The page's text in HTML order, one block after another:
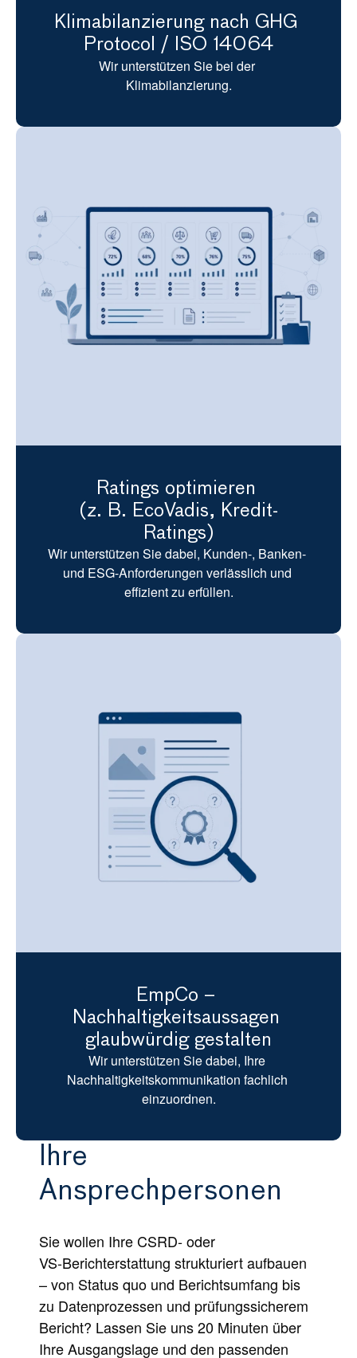
Klimabilanzierung nach GHG
Protocol / ISO 14064
Wir unterstützen Sie bei der
Klimabilanzierung.
Ratings optimieren
(z. B. EcoVadis, Kredit-
Ratings)
Wir unterstützen Sie dabei, Kunden-, Banken-
und ESG-Anforderungen verlässlich und
effizient zu erfüllen.
EmpCo –
Nachhaltigkeitsaussagen
glaubwürdig gestalten
Wir unterstützen Sie dabei, Ihre
Nachhaltigkeitskommunikation fachlich
einzuordnen.
Ihre
Ansprechpersonen
Sie wollen Ihre CSRD‑ oder
VS‑Berichterstattung strukturiert aufbauen
– von Status quo und Berichtsumfang bis
zu Datenprozessen und prüfungssicherem
Bericht? Lassen Sie uns 20 Minuten über
Ihre Ausgangslage und den passenden